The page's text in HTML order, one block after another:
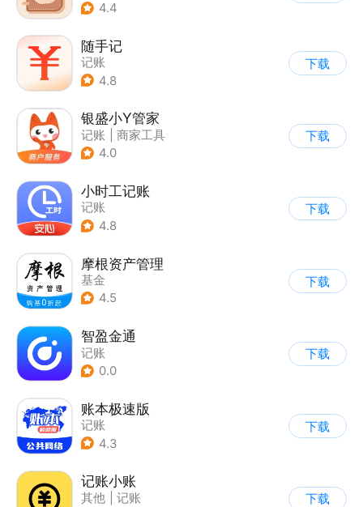
4.4
随手记
记账
4.8
下载
银盛小Y管家
记账
商家工具
4.0
下载
小时工记账
记账
4.8
下载
摩根资产管理
基金
4.5
下载
智盈金通
记账
0.0
下载
账本极速版
记账
4.3
下载
记账小账
其他
记账
下载